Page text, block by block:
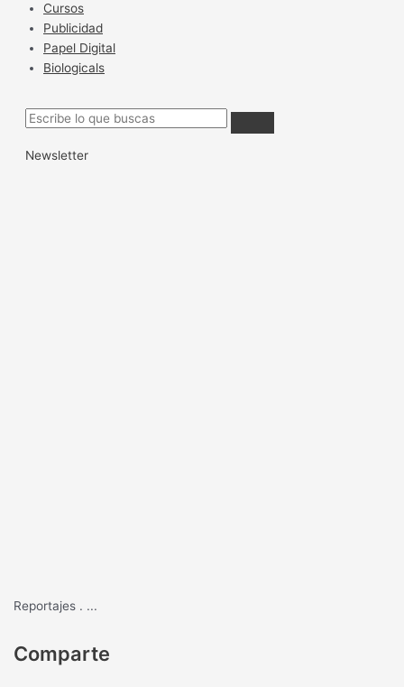
Cursos
Publicidad
Papel Digital
Biologicals
Newsletter
Reportajes . ...
Comparte